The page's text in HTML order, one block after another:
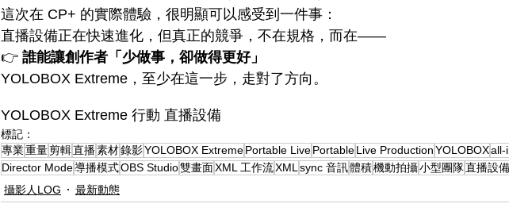
這次在 CP+ 的實際體驗，很明顯可以感受到一件事：
直播設備正在快速進化，但真正的競爭，不在規格，而在——
👉 誰能讓創作者「少做事，卻做得更好」
YOLOBOX Extreme，至少在這一步，走對了方向。
YOLOBOX Extreme 行動 直播設備
標記：
專業重量剪輯直播素材錄影YOLOBOX ExtremePortable LivePortableLive ProductionYOLOBOXall-
Director Mode導播模式OBS Studio雙畫面XML 工作流XMLsync 音訊體積機動拍攝小型團隊直播設備
攝影人LOG
最新動態